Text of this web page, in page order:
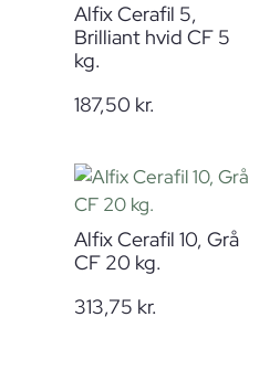
Alfix Cerafil 5,
Brilliant hvid CF 5
kg.
187,50 kr.
Alfix Cerafil 10, Grå
CF 20 kg.
313,75 kr.